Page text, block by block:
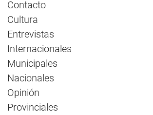
Contacto
Cultura
Entrevistas
Internacionales
Municipales
Nacionales
Opinión
Provinciales